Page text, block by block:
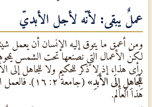
عملٌ يبقى: لأنّه لأجل الأبديّ
ومن أعمق ما يتوق إليه الإنسان أن يعمل
لكنّ الأعمال التي نصنعها تحت الشمس يمحوها
رأى هذا، إذ لا ذكر للحكيم ولا للجاهل إلى
لِلْجَاهِلِ إِلَى الأَبَدِ»
(جامعة ٢:
هذا العالم.